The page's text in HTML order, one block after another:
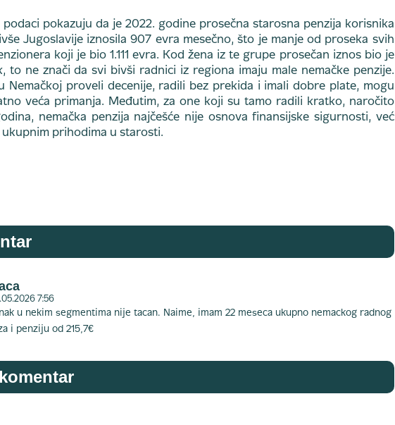
podaci pokazuju da je 2022. godine prosečna starosna penzija korisnika
Jugoslavije iznosila 907 evra mesečno, što je manje od proseka svih
koji je bio 1.111 evra. Kod žena iz te grupe prosečan iznos bio je
to ne znači da svi bivši radnici iz regiona imaju male nemačke penzije.
Nemačkoj proveli decenije, radili bez prekida i imali dobre plate, mogu
veća primanja. Međutim, za one koji su tamo radili kratko, naročito
nemačka penzija najčešće nije osnova finansijske sigurnosti, već
prihodima u starosti.
7:56
u nekim segmentima nije tacan. Naime, imam 22 meseca ukupno nemackog radnog
i penziju od 215,7€